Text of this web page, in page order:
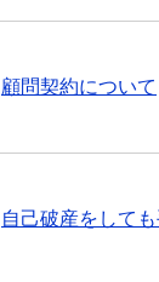
顧問契約について
自己破産をして